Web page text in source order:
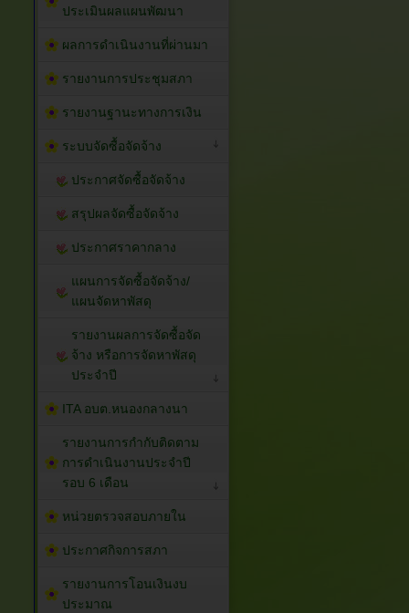
ประเมินผลแผนพัฒนา
ผลการดำเนินงานที่ผ่านมา
รายงานการประชุมสภา
รายงานฐานะทางการเงิน
ระบบจัดซื้อจัดจ้าง
ประกาศจัดซื้อจัดจ้าง
สรุปผลจัดซื้อจัดจ้าง
ประกาศราคากลาง
แผนการจัดซื้อจัดจ้าง/
แผนจัดหาพัสดุ
รายงานผลการจัดซื้อจัด
จ้าง หรือการจัดหาพัสดุ
ประจำปี
ITA อบต.หนองกลางนา
รายงานการกำกับติดตาม
การดำเนินงานประจำปี
รอบ 6 เดือน
หน่วยตรวจสอบภายใน
ประกาศกิจการสภา
รายงานการโอนเงินงบ
ประมาณ